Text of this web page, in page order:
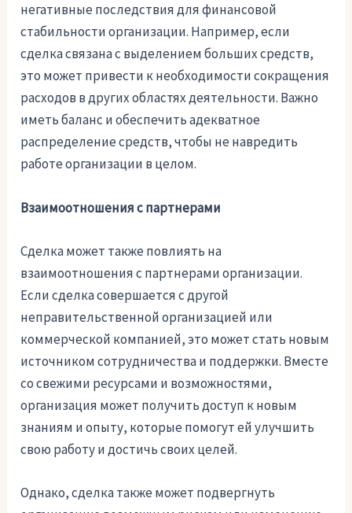
негативные последствия для финансовой
стабильности организации. Например, если
сделка связана с выделением больших средств,
это может привести к необходимости сокращения
расходов в других областях деятельности. Важно
иметь баланс и обеспечить адекватное
распределение средств, чтобы не навредить
работе организации в целом.
Взаимоотношения с партнерами
Сделка может также повлиять на
взаимоотношения с партнерами организации.
Если сделка совершается с другой
неправительственной организацией или
коммерческой компанией, это может стать новым
источником сотрудничества и поддержки. Вместе
со свежими ресурсами и возможностями,
организация может получить доступ к новым
знаниям и опыту, которые помогут ей улучшить
свою работу и достичь своих целей.
Однако, сделка также может подвергнуть